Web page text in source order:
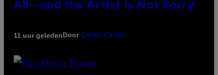
All—and the Artist Is Not Sorry
11 uur geledenDoor Caleb Catlin